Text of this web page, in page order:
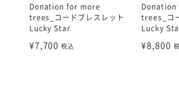
Donation for more
trees_コードブレスレット
Lucky Star
¥7,700税込
trees_コ
Lucky
¥8,800